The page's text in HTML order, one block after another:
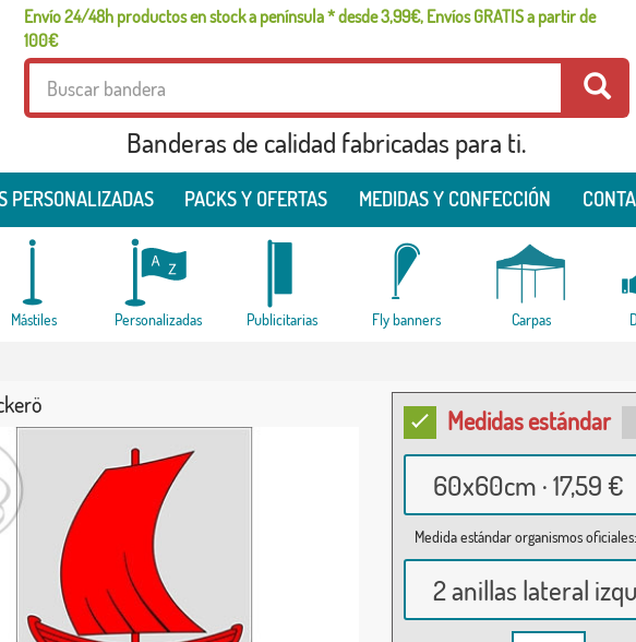
Envío 24/48h productos en stock a península * desde 3,99€, Envíos GRATIS a partir de
100€
Banderas de calidad fabricadas para ti.
PERSONALIZADAS PACKS Y OFERTAS MEDIDAS Y CONFECCIÓN
Mástiles Personalizadas Publicitarias Fly banners Carpas
Medidas estándar
60x60cm · 17,59 €
Medida estándar organismos
2 anillas lateral